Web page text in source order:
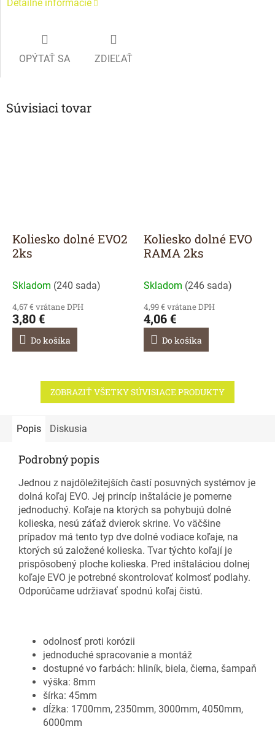
Detailné informácie
OPÝTAŤ SA ZDIEĽAŤ
Súvisiaci tovar
Koliesko dolné EVO2
2ks
Skladom (240 sada)
4,67 € vrátane DPH
3,80 €
Do košíka
Koliesko dolné EVO
RAMA 2ks
Skladom (246 sada)
4,99 € vrátane DPH
4,06 €
Do košíka
ZOBRAZIŤ VŠETKY SÚVISIACE PRODUKTY
Popis Diskusia
Podrobný popis
Jednou z najdôležitejších častí posuvných systémov je
dolná koľaj EVO. Jej princíp inštalácie je pomerne
jednoduchý. Koľaje na ktorých sa pohybujú dolné
kolieska, nesú záťaž dvierok skrine. Vo väčšine
prípadov má tento typ dve dolné vodiace koľaje, na
ktorých sú založené kolieska. Tvar týchto koľají je
prispôsobený ploche kolieska. Pred inštaláciou dolnej
koľaje EVO je potrebné skontrolovať kolmosť podlahy.
Odporúčame udržiavať spodnú koľaj čistú.
odolnosť proti korózii
jednoduché spracovanie a montáž
dostupné vo farbách: hliník, biela, čierna, šampaň
výška: 8mm
šírka: 45mm
dĺžka: 1700mm, 2350mm, 3000mm, 4050mm,
6000mm